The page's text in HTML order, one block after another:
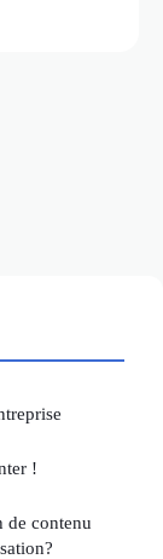
!
de contenu